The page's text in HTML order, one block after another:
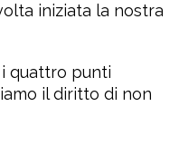
iniziata la nostra
quattro punti
il diritto di non